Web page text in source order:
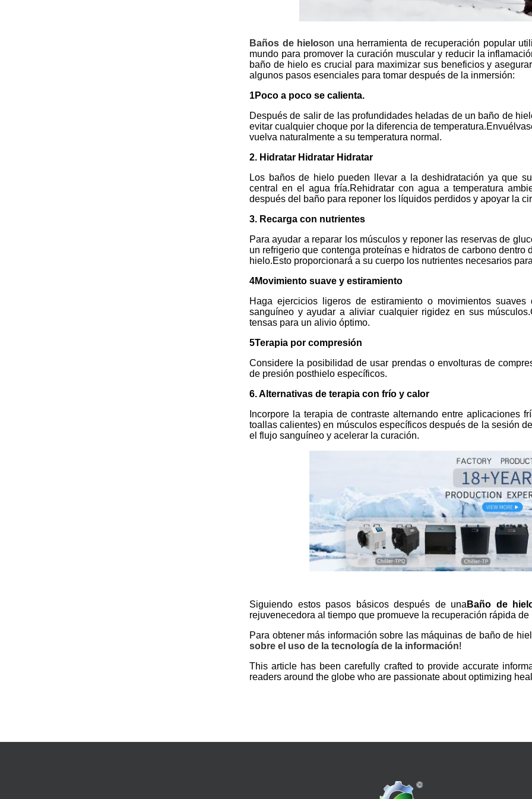
Baños de hieloson una herramienta de recuperación popular
mundo para promover la curación muscular y reducir la
baño de hielo es crucial para maximizar sus beneficios y
algunos pasos esenciales para tomar después de la inmersión:
1Poco a poco se calienta.
Después de salir de las profundidades heladas de un baño de
evitar cualquier choque por la diferencia de
vuelva naturalmente a su temperatura normal.
2. Hidratar Hidratar Hidratar
Los baños de hielo pueden llevar a la deshidratación ya que
central en el agua fría.Rehidratar con agua a temperatura
después del baño para reponer los líquidos perdidos y apoyar la
3. Recarga con nutrientes
Para ayudar a reparar los músculos y reponer las reservas de
un refrigerio que contenga proteínas e hidratos de carbono
hielo.Esto proporcionará a su cuerpo los nutrientes necesarios
4Movimiento suave y estiramiento
Haga ejercicios ligeros de estiramiento o movimientos
sanguíneo y ayudar a aliviar cualquier rigidez en sus
tensas para un alivio óptimo.
5Terapia por compresión
Considere la posibilidad de usar prendas o envolturas de
de presión posthielo específicos.
6. Alternativas de terapia con frío y calor
Incorpore la terapia de contraste alternando entre aplicaciones
toallas calientes) en músculos específicos después de la sesión
el flujo sanguíneo y acelerar la curación.
Siguiendo estos pasos básicos después de una Baño de
rejuvenecedora al tiempo que promueve la recuperación rápida
Para obtener más información sobre las máquinas de baño de
sobre el uso de la tecnología de la información!
This article has been carefully crafted to provide accurate
readers around the globe who are passionate about optimizing